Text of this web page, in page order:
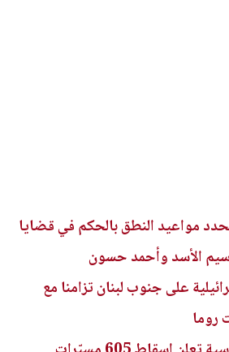
مواعيد النطق بالحكم في قضايا
الأسد وأحمد حسون
على جنوب لبنان تزامنا مع
روما